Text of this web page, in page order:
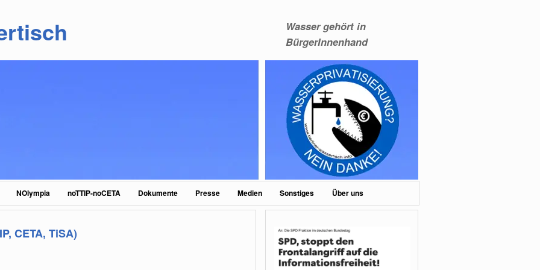
Wasser gehört in
BürgerInnenhand
NOlympia noTTIP-noCETA Dokumente Presse Medien Sonstiges Über uns
CETA, TiSA)